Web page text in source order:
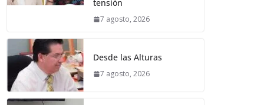
tensión
7 agosto, 2026
Desde las Alturas
7 agosto, 2026